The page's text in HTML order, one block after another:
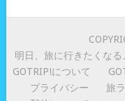
明日、旅に行きたくなる
GOTRIP!について
プライバシー
旅